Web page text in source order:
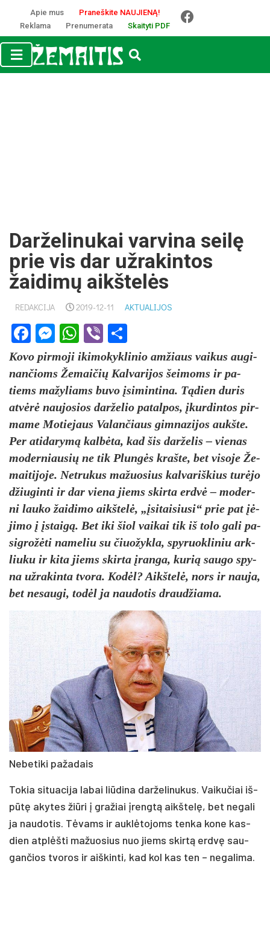
Apie mus
Praneškite NAUJIENĄ!
Reklama
Prenumerata Skaityti PDF
Darželinukai varvina seilę
prie vis dar užrakintos
žaidimų aikštelės
REDAKCIJA 2019-12-11 AKTUALIJOS
Facebook
Messenger
WhatsApp
Viber
Ko­vo pir­mo­ji iki­mo­kyk­li­nio am­žiaus vai­kus au­gi­
nan­čioms Že­mai­čių Kal­va­ri­jos šei­moms ir pa­
tiems ma­žy­liams bu­vo įsi­min­ti­na. Tą­dien du­ris
at­vė­rė nau­jo­sios dar­že­lio pa­tal­pos, įkur­din­tos pir­
ma­me Mo­tie­jaus Va­lan­čiaus gim­na­zi­jos aukš­te.
Per ati­da­ry­mą kal­bė­ta, kad šis dar­že­lis – vie­nas
mo­der­niau­sių ne tik Plun­gės kraš­te, bet vi­so­je Že­
mai­ti­jo­je. Net­ru­kus ma­žuo­sius kal­va­riš­kius tu­rė­jo
džiu­gin­ti ir dar vie­na jiems skir­ta erd­vė – mo­der­
ni lau­ko žai­di­mo aikš­te­lė, „įsi­tai­siu­si“ prie pat įė­
ji­mo į įstai­gą. Bet iki šiol vai­kai tik iš to­lo ga­li pa­
si­gro­žė­ti na­me­liu su čiuo­žyk­la, spy­ruok­li­niu ark­
liu­ku ir ki­ta jiems skir­ta įran­ga, ku­rią sau­go spy­
na už­ra­kin­ta tvo­ra. Ko­dėl? Aikš­te­lė, nors ir nau­ja,
bet ne­sau­gi, to­dėl ja nau­do­tis drau­džia­ma.
Ne­be­ti­ki pa­ža­dais
To­kia si­tua­ci­ja la­bai liū­di­na dar­že­li­nu­kus. Vai­ku­čiai iš­
pū­tę aky­tes žiū­ri į gra­žiai įreng­tą aikš­te­lę, bet ne­ga­li
ja nau­do­tis. Tė­vams ir auk­lė­to­joms ten­ka ko­ne kas­
dien at­plėš­ti ma­žuo­sius nuo jiems skir­tą erd­vę sau­
gan­čios tvo­ros ir aiš­kin­ti, kad kol kas ten – ne­ga­li­ma.